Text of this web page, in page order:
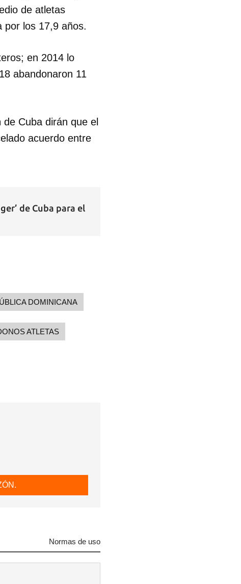
de atletas
por los 17,9 años.
en 2014 lo
abandonaron 11
Cuba dirán que el
acuerdo entre
de Cuba para el
DOMINICANA
ATLETAS
Normas de uso